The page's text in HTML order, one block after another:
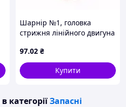
Шарнір №1, головка
стрижня лінійного двигуна
97.02 ₴
Купити
в категоріїЗапасні